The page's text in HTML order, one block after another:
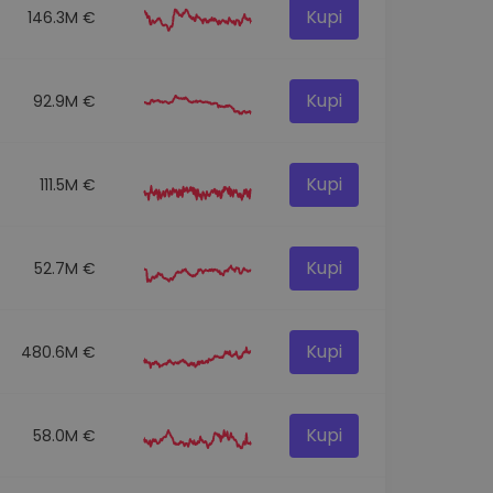
146.3M € Kupi
92.9M € Kupi
111.5M € Kupi
52.7M € Kupi
480.6M € Kupi
58.0M € Kupi